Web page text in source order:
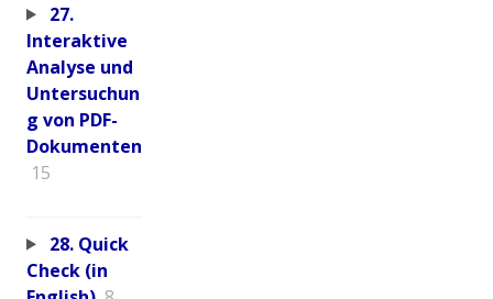
27.
Interaktive
Analyse und
Untersuchun
g von PDF-
Dokumenten
15
28. Quick
Check (in